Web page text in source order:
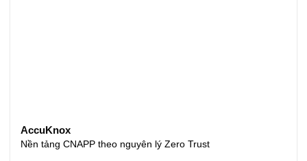
AccuKnox
Nền tảng CNAPP theo nguyên lý Zero Trust